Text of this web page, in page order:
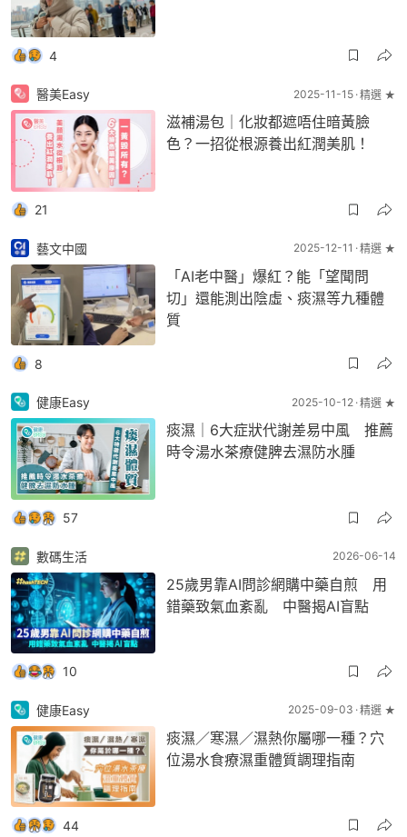
4
醫美Easy 2025-11-15 精選 ★
滋補湯包｜化妝都遮唔住暗黃臉
色？一招從根源養出紅潤美肌！
21
藝文中國 2025-12-11 精選 ★
「AI老中醫」爆紅？能「望聞問
切」還能測出陰虛、痰濕等九種體
質
8
健康Easy 2025-10-12 精選 ★
痰濕｜6大症狀代謝差易中風 推薦
時令湯水茶療健脾去濕防水腫
57
數碼生活 2026-06-14
25歲男靠AI問診網購中藥自煎 用
錯藥致氣血紊亂 中醫揭AI盲點
10
健康Easy 2025-09-03 精選 ★
痰濕／寒濕／濕熱你屬哪一種？穴
位湯水食療濕重體質調理指南
44